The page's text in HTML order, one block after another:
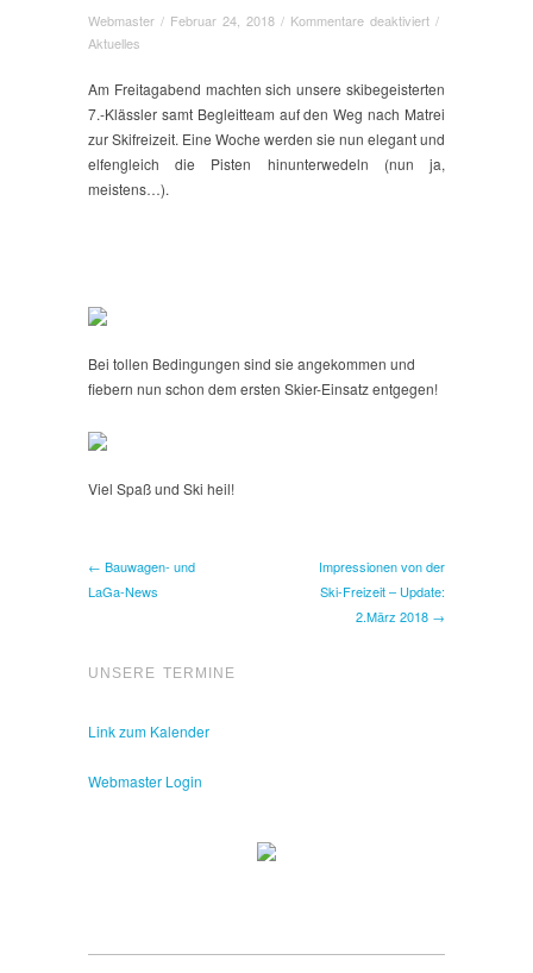
Webmaster / Februar 24, 2018 / Kommentare deaktiviertfür
tour!
/
Aktuelles
Am Freitagabend machten sich unsere skibegeisterten
7.-Klässler samt Begleitteam auf den Weg nach Matrei
zur Skifreizeit. Eine Woche werden sie nun elegant und
elfengleich die Pisten hinunterwedeln (nun ja,
meistens…).
Bei tollen Bedingungen sind sie angekommen und
fiebern nun schon dem ersten Skier-Einsatz entgegen!
Viel Spaß und Ski heil!
← Bauwagen- und
LaGa-News
Impressionen von der
Ski-Freizeit – Update:
2.März 2018 →
UNSERE TERMINE
Link zum Kalender
Webmaster Login